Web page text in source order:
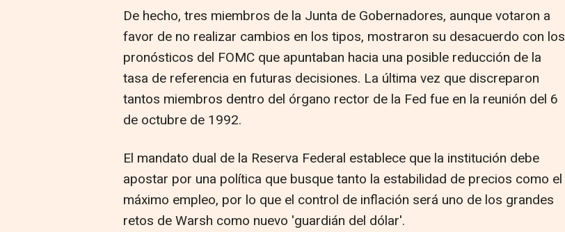
De hecho, tres miembros de la Junta de Gobernadores, aunque votaron a
favor de no realizar cambios en los tipos, mostraron su desacuerdo con los
pronósticos del FOMC que apuntaban hacia una posible reducción de la
tasa de referencia en futuras decisiones. La última vez que discreparon
tantos miembros dentro del órgano rector de la Fed fue en la reunión del 6
de octubre de 1992.
El mandato dual de la Reserva Federal establece que la institución debe
apostar por una política que busque tanto la estabilidad de precios como el
máximo empleo, por lo que el control de inflación será uno de los grandes
retos de Warsh como nuevo 'guardián del dólar'.